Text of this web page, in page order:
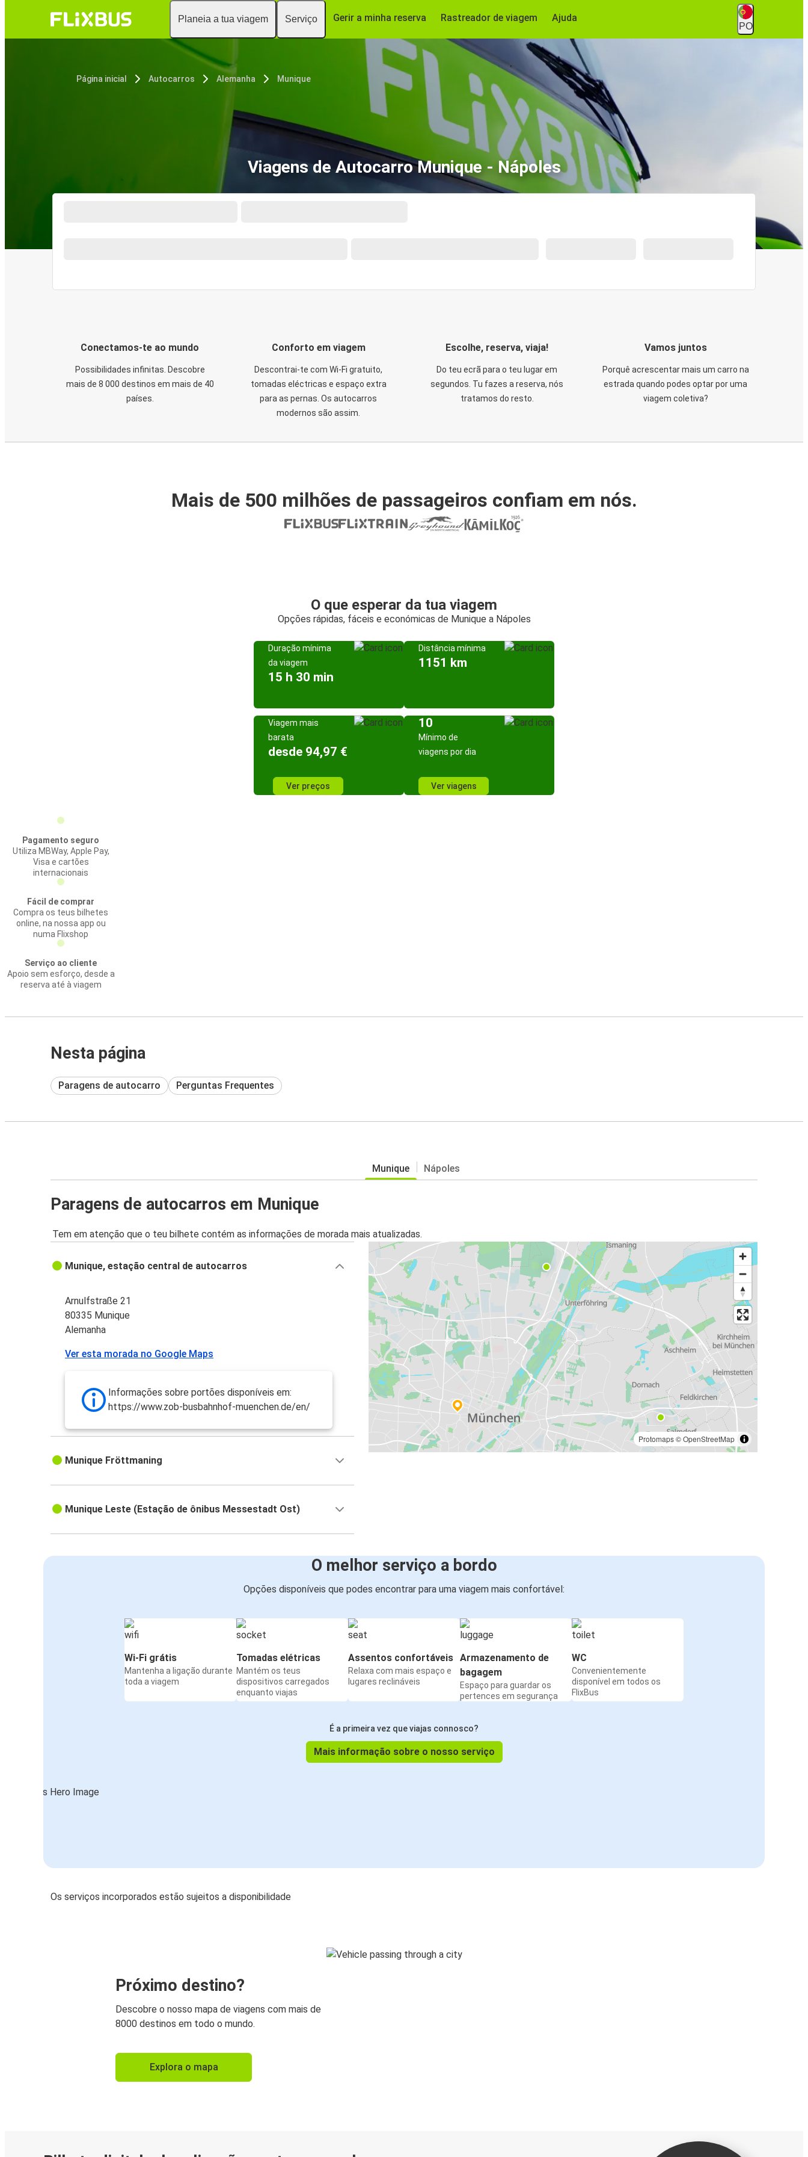
Planeia a tua viagem Serviço Gerir a minha reserva Rastreador de viagem Ajuda
PO
Página inicial Autocarros Alemanha Munique
Viagens de Autocarro Munique - Nápoles
Conectamos-te ao mundo
Possibilidades infinitas. Descobre
mais de 8 000 destinos em mais de 40
países.
Conforto em viagem
Descontrai-te com Wi-Fi gratuito,
tomadas eléctricas e espaço extra
para as pernas. Os autocarros
modernos são assim.
Escolhe, reserva, viaja!
Do teu ecrã para o teu lugar em
segundos. Tu fazes a reserva, nós
tratamos do resto.
Vamos juntos
Porquê acrescentar mais um carro na
estrada quando podes optar por uma
viagem coletiva?
Mais de 500 milhões de passageiros confiam em nós.
O que esperar da tua viagem
Opções rápidas, fáceis e económicas de Munique a Nápoles
Duração mínima
da viagem
15 h 30 min
Distância mínima
1151 km
Viagem mais
barata
desde 94,97 €
Ver preços
10
Mínimo de
viagens por dia
Ver viagens
Pagamento seguro
Utiliza MBWay, Apple Pay,
Visa e cartões
internacionais
Fácil de comprar
Compra os teus bilhetes
online, na nossa app ou
numa Flixshop
Serviço ao cliente
Apoio sem esforço, desde a
reserva até à viagem
Nesta página
Paragens de autocarro Perguntas Frequentes
Munique Nápoles
Paragens de autocarros em Munique
Tem em atenção que o teu bilhete contém as informações de morada mais atualizadas.
Protomaps©OpenStreetMap
Munique, estação central de autocarros
Arnulfstraße 21
80335 Munique
Alemanha
Ver esta morada no Google Maps
Informações sobre portões disponíveis em:
https://www.zob-busbahnhof-muenchen.de/en/
Munique Fröttmaning
Munique Leste (Estação de ônibus Messestadt Ost)
O melhor serviço a bordo
Opções disponíveis que podes encontrar para uma viagem mais confortável:
Wi-Fi grátis
Mantenha a ligação durante
toda a viagem
Tomadas elétricas
Mantém os teus
dispositivos carregados
enquanto viajas
Assentos confortáveis
Relaxa com mais espaço e
lugares reclináveis
Armazenamento de
bagagem
Espaço para guardar os
pertences em segurança
WC
Convenientemente
disponível em todos os
FlixBus
É a primeira vez que viajas connosco?
Mais informação sobre o nosso serviço
Os serviços incorporados estão sujeitos a disponibilidade
Próximo destino?
Descobre o nosso mapa de viagens com mais de
8000 destinos em todo o mundo.
Explora o mapa